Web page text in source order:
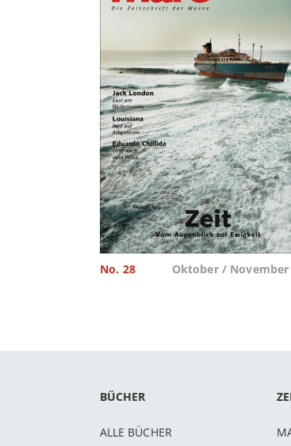
No. 28 Oktober / November
BÜCHER
ALLE BÜCHER